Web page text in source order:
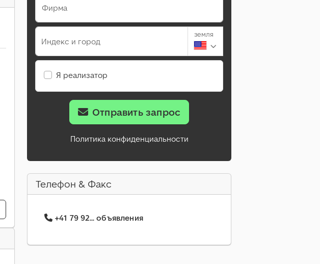
Фирма
Индекс и город
земля
Я реализатор
Отправить запрос
Политика конфиденциальности
Телефон & Факс
+41 79 92... объявления